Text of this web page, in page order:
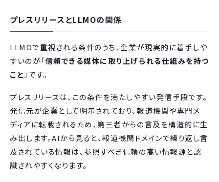
プレスリリースとLLMOの関係
LLMOで重視される条件のうち、企業が現実的に着手しや
すいのが「信頼できる媒体に取り上げられる仕組みを持つ
こと 」です。
プレスリリースは、この条件を満たしやすい発信手段です。
発信元が企業として明示されており、報道機関や専門メ
ディアに転載されるため、第三者からの言及を構造的に生
み出します。AIから見ると、報道機関ドメインで繰り返し言
及されている情報は、参照すべき信頼の高い情報源と認
識されやすくなります。